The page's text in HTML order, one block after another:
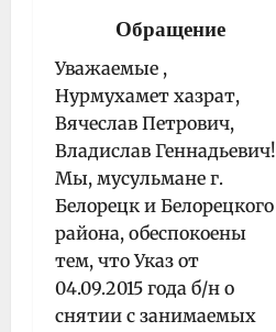
Обращение
Уважаемые ,
Нурмухамет хазрат,
Вячеслав Петрович,
Владислав Геннадьевич!
Мы, мусульмане г.
Белорецк и Белорецкого
района, обеспокоены
тем, что Указ от
04.09.2015 года б/н о
снятии с занимаемых